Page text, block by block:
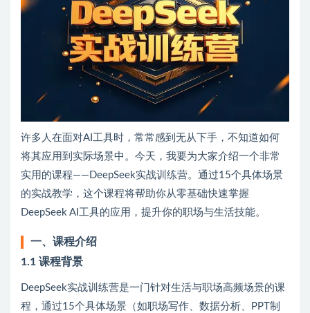
许多人在面对AI工具时，常常感到无从下手，不知道如何
将其应用到实际场景中。今天，我要为大家介绍一个非常
实用的课程——DeepSeek实战训练营。通过15个具体场景
的实战教学，这个课程将帮助你从零基础快速掌握
DeepSeek AI工具的应用，提升你的职场与生活技能。
一、课程介绍
1.1 课程背景
DeepSeek实战训练营是一门针对生活与职场高频场景的课
程，通过15个具体场景（如职场写作、数据分析、PPT制